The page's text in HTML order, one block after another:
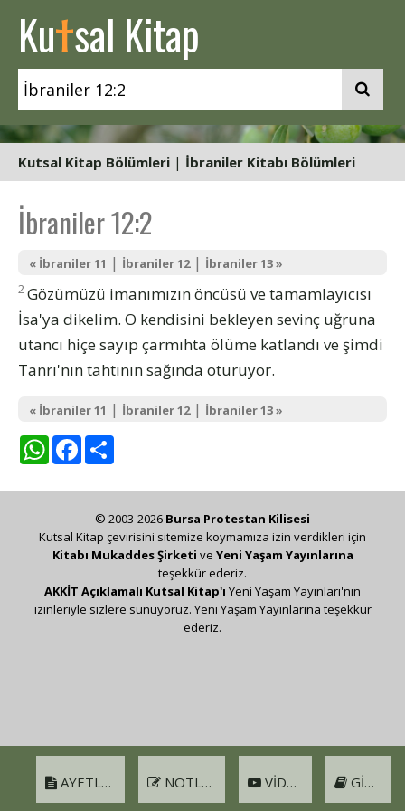
Kutsal Kitap
Kutsal Kitap Bölümleri | İbraniler Kitabı Bölümleri
İbraniler 12:2
« İbraniler 11 | İbraniler 12| İbraniler 13 »
2Gözümüzü imanımızın öncüsü ve tamamlayıcısı
İsa'ya dikelim. O kendisini bekleyen sevinç uğruna
utancı hiçe sayıp çarmıhta ölüme katlandı ve şimdi
Tanrı'nın tahtının sağında oturuyor.
« İbraniler 11 | İbraniler 12| İbraniler 13 »
WhatsAppFacebook
AYETLER NOTLAR VIDEO GIRIŞ
© 2003-2026 Bursa Protestan Kilisesi
Kutsal Kitap çevirisini sitemize koymamıza izin verdikleri için
Kitabı Mukaddes Şirketi ve Yeni Yaşam Yayınlarına
teşekkür ederiz.
AKKİT Açıklamalı Kutsal Kitap'ı Yeni Yaşam Yayınları'nın
izinleriyle sizlere sunuyoruz. Yeni Yaşam Yayınlarına teşekkür
ederiz.